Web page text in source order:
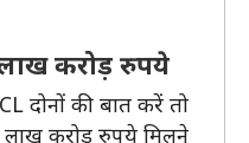
करोड़ रुपये
दोनों की बात करें तो
लाख करोड़ रुपये मिलने